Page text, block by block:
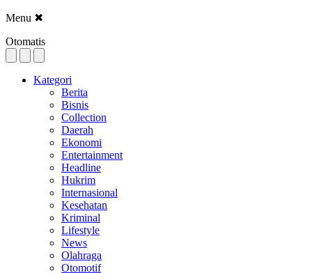
Menu ✖
Otomatis
Kategori
Berita
Bisnis
Collection
Daerah
Ekonomi
Entertainment
Headline
Hukrim
Internasional
Kesehatan
Kriminal
Lifestyle
News
Olahraga
Otomotif